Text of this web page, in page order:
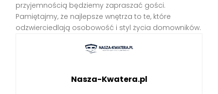
przyjemnością będziemy zapraszać gości.
Pamiętajmy, że najlepsze wnętrza to te, które
odzwierciedlają osobowość i styl życia domowników.
Nasza-Kwatera.pl